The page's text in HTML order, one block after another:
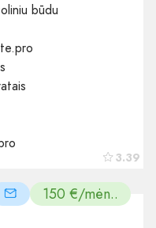
3.39
būdu
150 €/mėn..